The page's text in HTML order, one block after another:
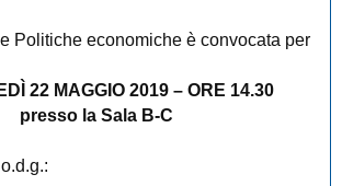
Politiche economiche è convocata per
22 MAGGIO 2019 – ORE 14.30
presso la Sala B-C